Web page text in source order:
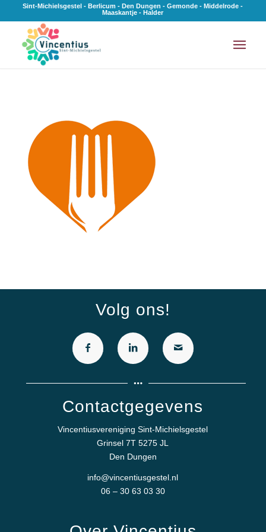
Sint-Michielsgestel - Berlicum - Den Dungen - Gemonde - Middelrode -
Maaskantje - Halder
Volg ons!
Contactgegevens
Vincentiusvereniging Sint-Michielsgestel
Grinsel 7T 5275 JL
Den Dungen
info@vincentiusgestel.nl
06 – 30 63 03 30